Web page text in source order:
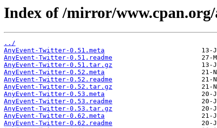
Index of /mirror/
../
AnyEvent-Twitter-0.51.meta
AnyEvent-Twitter-0.51.readme
AnyEvent-Twitter-0.51.tar.gz
AnyEvent-Twitter-0.52.meta
AnyEvent-Twitter-0.52.readme
AnyEvent-Twitter-0.52.tar.gz
AnyEvent-Twitter-0.53.meta
AnyEvent-Twitter-0.53.readme
AnyEvent-Twitter-0.53.tar.gz
AnyEvent-Twitter-0.62.meta
AnyEvent-Twitter-0.62.readme